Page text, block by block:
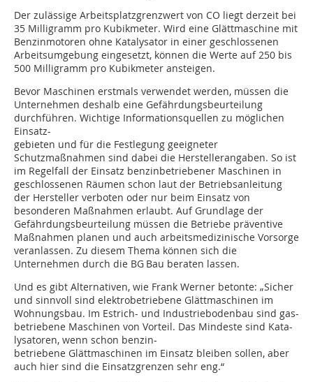
Der zulässige Arbeitsplatzgrenzwert von CO liegt derzeit bei
35 Milligramm pro Kubikmeter. Wird eine Glättmaschine mit
Benzinmotoren ohne Katalysator in einer geschlossenen
Arbeitsumgebung eingesetzt, können die Werte auf 250 bis
500 Milligramm pro Kubikmeter ansteigen.
Bevor Maschinen erstmals verwendet werden, müssen die
Unternehmen deshalb eine Gefährdungsbeurteilung
durchführen. Wichtige Informationsquellen zu möglichen
Einsatz-
gebieten und für die Festlegung geeigneter
Schutzmaßnahmen sind dabei die Herstellerangaben. So ist
im Regelfall der Einsatz benzinbetriebener Maschinen in
geschlossenen Räumen schon laut der Betriebsanleitung
der Hersteller verboten oder nur beim Einsatz von
besonderen Maßnahmen erlaubt. Auf Grundlage der
Gefährdungsbeurteilung müssen die Betriebe präventive
Maßnahmen planen und auch arbeitsmedizinische Vorsorge
veranlassen. Zu diesem Thema können sich die
Unternehmen durch die BG Bau beraten lassen.
Und es gibt Alternativen, wie Frank Werner betonte: „Sicher
und sinnvoll sind elektrobetriebene Glättmaschinen im
Wohnungsbau. Im Estrich- und Industriebodenbau sind gas-
betriebene Maschinen von Vorteil. Das Mindeste sind Kata-
lysatoren, wenn schon benzin-
betriebene Glättmaschinen im Einsatz bleiben sollen, aber
auch hier sind die Einsatzgrenzen sehr eng.“